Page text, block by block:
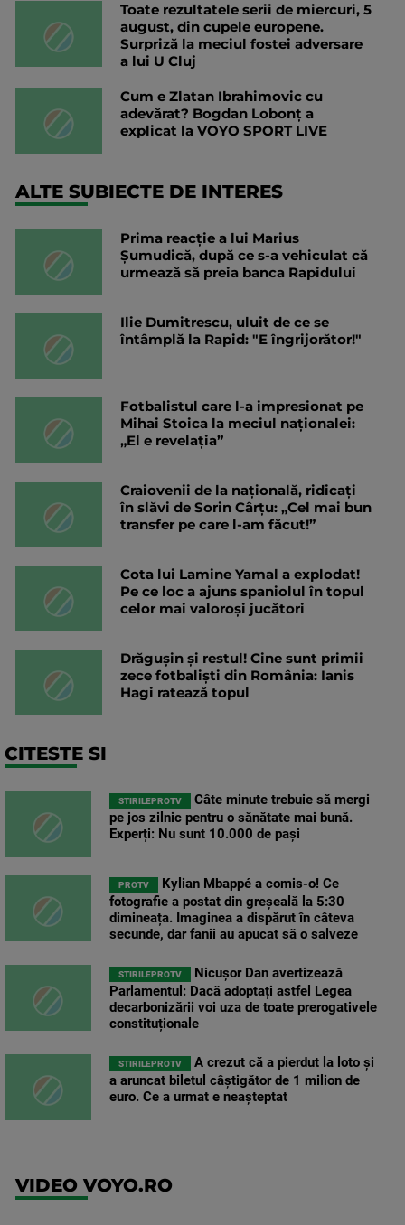
Toate rezultatele serii de miercuri, 5
august, din cupele europene.
Surpriză la meciul fostei adversare
a lui U Cluj
Cum e Zlatan Ibrahimovic cu
adevărat? Bogdan Lobonț a
explicat la VOYO SPORT LIVE
ALTE SUBIECTE DE INTERES
Prima reacție a lui Marius
Șumudică, după ce s-a vehiculat că
urmează să preia banca Rapidului
Ilie Dumitrescu, uluit de ce se
întâmplă la Rapid: "E îngrijorător!"
Fotbalistul care l-a impresionat pe
Mihai Stoica la meciul naționalei:
„El e revelația”
Craiovenii de la națională, ridicați
în slăvi de Sorin Cârțu: „Cel mai bun
transfer pe care l-am făcut!”
Cota lui Lamine Yamal a explodat!
Pe ce loc a ajuns spaniolul în topul
celor mai valoroși jucători
Drăgușin și restul! Cine sunt primii
zece fotbaliști din România: Ianis
Hagi ratează topul
CITESTE SI
STIRILEPROTV
Câte minute trebuie să mergi
pe jos zilnic pentru o sănătate mai bună.
Experți: Nu sunt 10.000 de pași
PROTV
Kylian Mbappé a comis-o! Ce
fotografie a postat din greșeală la 5:30
dimineața. Imaginea a dispărut în câteva
secunde, dar fanii au apucat să o salveze
STIRILEPROTV
Nicușor Dan avertizează
Parlamentul: Dacă adoptați astfel Legea
decarbonizării voi uza de toate prerogativele
constituționale
STIRILEPROTV
A crezut că a pierdut la loto și
a aruncat biletul câștigător de 1 milion de
euro. Ce a urmat e neașteptat
VIDEO VOYO.RO